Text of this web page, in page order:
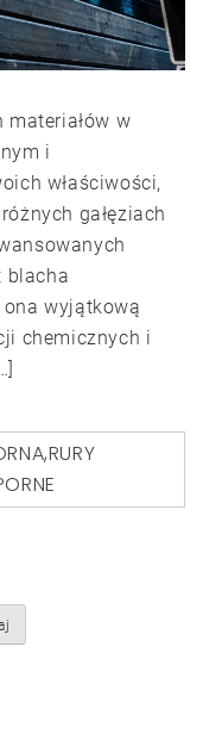
w
i
właściwości,
gałęziach
blacha
wyjątkową
chemicznych i
,RURY